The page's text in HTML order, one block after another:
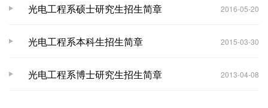
光电工程系硕士研究生招生简章 2016-05-20
光电工程系本科生招生简章 2015-03-30
光电工程系博士研究生招生简章 2013-04-08